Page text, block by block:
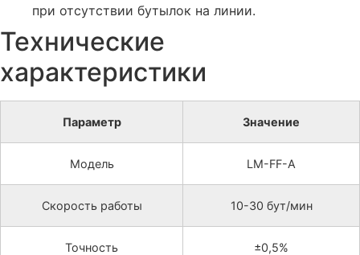
при отсутствии бутылок на линии.
Технические
характеристики
Параметр Значение
Модель LM-FF-A
Скорость работы 10-30 бут/мин
Точность ±0,5%